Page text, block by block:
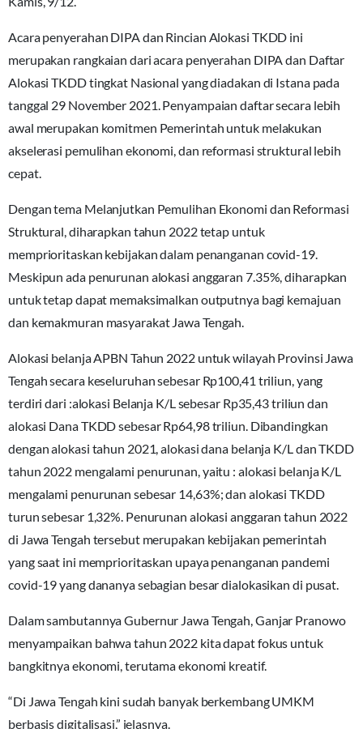
Acara penyerahan DIPA dan Rincian Alokasi TKDD ini
merupakan rangkaian dari acara penyerahan DIPA dan Daftar
Alokasi TKDD tingkat Nasional yang diadakan di Istana pada
tanggal 29 November 2021. Penyampaian daftar secara lebih
awal merupakan komitmen Pemerintah untuk melakukan
akselerasi pemulihan ekonomi, dan reformasi struktural lebih
cepat.
Dengan tema Melanjutkan Pemulihan Ekonomi dan Reformasi
Struktural, diharapkan tahun 2022 tetap untuk
memprioritaskan kebijakan dalam penanganan covid-19.
Meskipun ada penurunan alokasi anggaran 7.35%, diharapkan
untuk tetap dapat memaksimalkan outputnya bagi kemajuan
dan kemakmuran masyarakat Jawa Tengah.
Alokasi belanja APBN Tahun 2022 untuk wilayah Provinsi Jawa
Tengah secara keseluruhan sebesar Rp100,41 triliun, yang
terdiri dari :alokasi Belanja K/L sebesar Rp35,43 triliun dan
alokasi Dana TKDD sebesar Rp64,98 triliun. Dibandingkan
dengan alokasi tahun 2021, alokasi dana belanja K/L dan TKDD
tahun 2022 mengalami penurunan, yaitu : alokasi belanja K/L
mengalami penurunan sebesar 14,63%; dan alokasi TKDD
turun sebesar 1,32%. Penurunan alokasi anggaran tahun 2022
di Jawa Tengah tersebut merupakan kebijakan pemerintah
yang saat ini memprioritaskan upaya penanganan pandemi
covid-19 yang dananya sebagian besar dialokasikan di pusat.
Dalam sambutannya Gubernur Jawa Tengah, Ganjar Pranowo
menyampaikan bahwa tahun 2022 kita dapat fokus untuk
bangkitnya ekonomi, terutama ekonomi kreatif.
“Di Jawa Tengah kini sudah banyak berkembang UMKM
berbasis digitalisasi,” jelasnya.